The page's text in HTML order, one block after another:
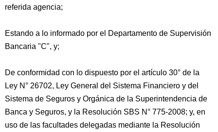
referida agencia;
Estando a lo informado por el Departamento de Supervisión
Bancaria "C", y;
De conformidad con lo dispuesto por el artículo 30° de la
Ley N° 26702, Ley General del Sistema Financiero y del
Sistema de Seguros y Orgánica de la Superintendencia de
Banca y Seguros, y la Resolución SBS N° 775-2008; y, en
uso de las facultades delegadas mediante la Resolución